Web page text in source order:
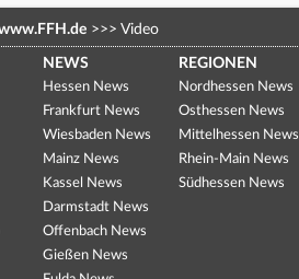
>>> Video
NEWS
Hessen News
Frankfurt News
Wiesbaden News
Mainz News
Kassel News
Darmstadt News
Offenbach News
Gießen News
REGIONEN
Nordhessen News
Osthessen News
Mittelhessen News
Rhein-Main News
Südhessen News